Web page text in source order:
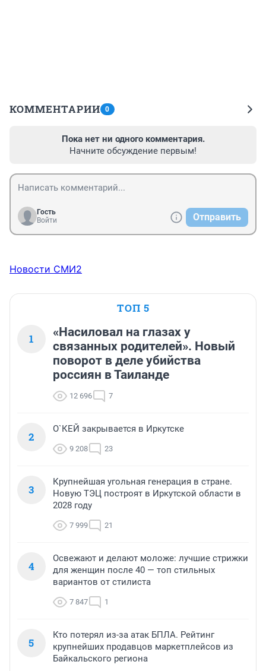
КОММЕНТАРИИ 0
Пока нет ни одного комментария.
Начните обсуждение первым!
Гость
Войти
Отправить
Новости СМИ2
ТОП 5
1
«Насиловал на глазах у
связанных родителей». Новый
поворот в деле убийства
россиян в Таиланде
12 696 7
2
О`КЕЙ закрывается в Иркутске
9 208 23
3
Крупнейшая угольная генерация в стране.
Новую ТЭЦ построят в Иркутской области в
2028 году
7 999 21
4
Освежают и делают моложе: лучшие стрижки
для женщин после 40 — топ стильных
вариантов от стилиста
7 847 1
5
Кто потерял из-за атак БПЛА. Рейтинг
крупнейших продавцов маркетплейсов из
Байкальского региона